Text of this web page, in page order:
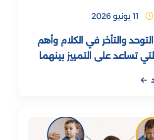
والتأخر في الكلام وأهم
تساعد على التمييز بينهما